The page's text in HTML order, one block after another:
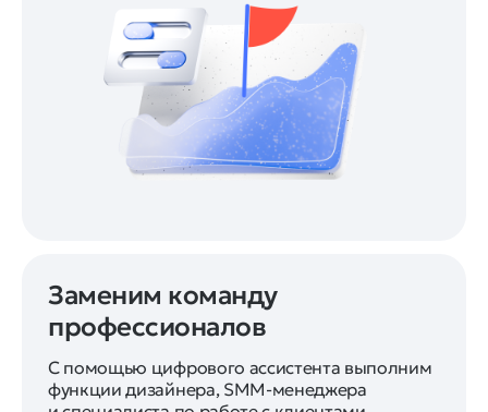
Заменим команду
профессионалов
С помощью цифрового ассистента выполним
функции дизайнера, SMM-менеджера